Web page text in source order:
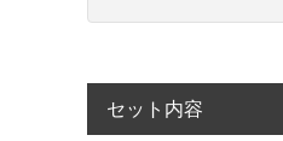
セット内容